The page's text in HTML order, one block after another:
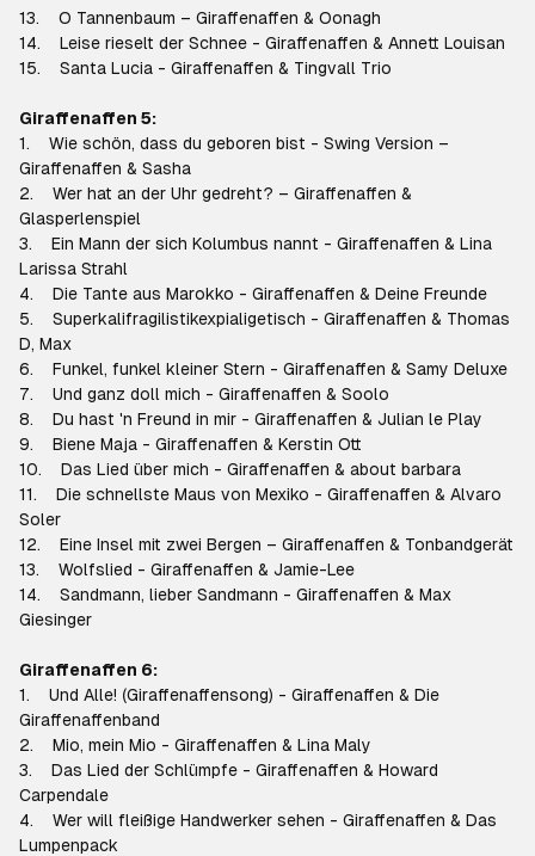
13. O Tannenbaum – Giraffenaffen & Oonagh
14. Leise rieselt der Schnee - Giraffenaffen & Annett Louisan
15. Santa Lucia - Giraffenaffen & Tingvall Trio
Giraffenaffen 5:
1. Wie schön, dass du geboren bist - Swing Version –
Giraffenaffen & Sasha
2. Wer hat an der Uhr gedreht? – Giraffenaffen &
Glasperlenspiel
3. Ein Mann der sich Kolumbus nannt - Giraffenaffen & Lina
Larissa Strahl
4. Die Tante aus Marokko - Giraffenaffen & Deine Freunde
5. Superkalifragilistikexpialigetisch - Giraffenaffen & Thomas
D, Max
6. Funkel, funkel kleiner Stern - Giraffenaffen & Samy Deluxe
7. Und ganz doll mich - Giraffenaffen & Soolo
8. Du hast 'n Freund in mir - Giraffenaffen & Julian le Play
9. Biene Maja - Giraffenaffen & Kerstin Ott
10. Das Lied über mich - Giraffenaffen & about barbara
11. Die schnellste Maus von Mexiko - Giraffenaffen & Alvaro
Soler
12. Eine Insel mit zwei Bergen – Giraffenaffen & Tonbandgerät
13. Wolfslied - Giraffenaffen & Jamie-Lee
14. Sandmann, lieber Sandmann - Giraffenaffen & Max
Giesinger
Giraffenaffen 6:
1. Und Alle! (Giraffenaffensong) - Giraffenaffen & Die
Giraffenaffenband
2. Mio, mein Mio - Giraffenaffen & Lina Maly
3. Das Lied der Schlümpfe - Giraffenaffen & Howard
Carpendale
4. Wer will fleißige Handwerker sehen - Giraffenaffen & Das
Lumpenpack